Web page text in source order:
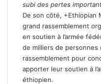
subi des pertes
De son côté, +Ethiopian
grand rassemblement
en soutien à l’armée
de milliers de personnes
rassemblement pour
apporter leur soutien à
éthiopien.